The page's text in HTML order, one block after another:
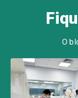
O